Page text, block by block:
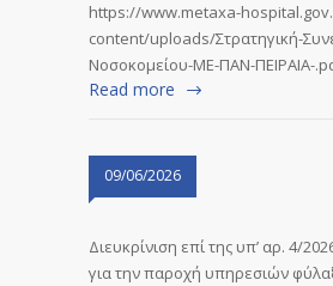
https://www.metaxa-
content/uploads/Στρατηγική-
Νοσοκομείου-ΜΕ-ΠΑΝ-ΠΕΙΡΑΙΑ-
Read more
09/06/2026
Διευκρίνιση επί της υπ’ αρ. 4/
για την παροχή υπηρεσιών